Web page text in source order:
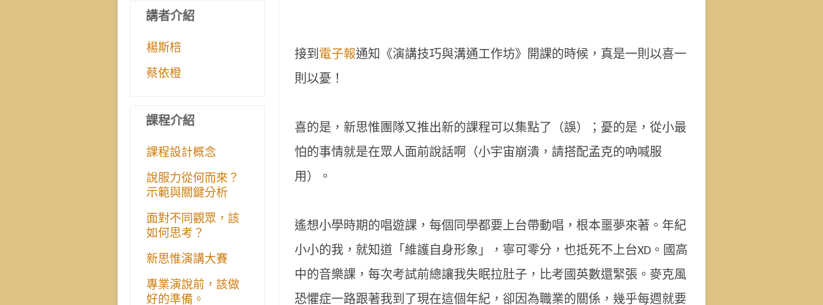
接到 電子報通知《演講技巧與溝通工作坊》開課的時候，真是一則以喜一
則以憂！
喜的是，新思惟團隊又推出新的課程可以集點了（誤）；憂的是，從小最
怕的事情就是在眾人面前說話啊（小宇宙崩潰，請搭配孟克的吶喊服
用）。
遙想小學時期的唱遊課，每個同學都要上台帶動唱，根本噩夢來著。年紀
小小的我，就知道「維護自身形象」，寧可零分，也抵死不上台XD。國高
中的音樂課，每次考試前總讓我失眠拉肚子，比考國英數還緊張。麥克風
恐懼症一路跟著我到了現在這個年紀，卻因為職業的關係，幾乎每週就要
講者介紹
楊斯棓
蔡依橙
課程介紹
課程設計概念
說服力從何而來？
示範與關鍵分析
面對不同觀眾，該
如何思考？
新思惟演講大賽
專業演說前，該做
好的準備。